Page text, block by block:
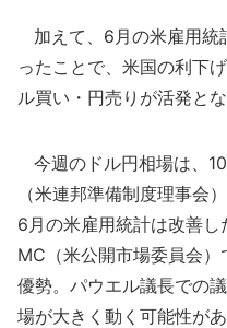
加えて、6月の米雇用統
ったことで、米国の利下
ル買い・円売りが活発とな
今週のドル円相場は、
（米連邦準備制度理事会
6月の米雇用統計は改善
MC（米公開市場委員会
優勢。パウエル議長での
場が大きく動く可能性があ